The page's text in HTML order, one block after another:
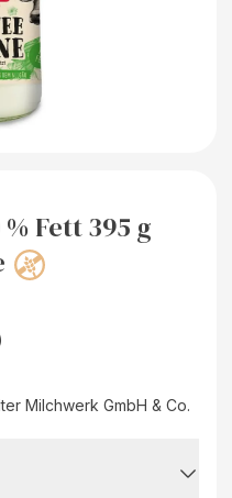
Fett 395 g
Milchwerk GmbH & Co.